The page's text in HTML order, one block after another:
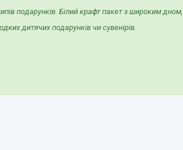
подарунків. Білий крафт пакет з широким
дитячих подарунків чи сувенірів.